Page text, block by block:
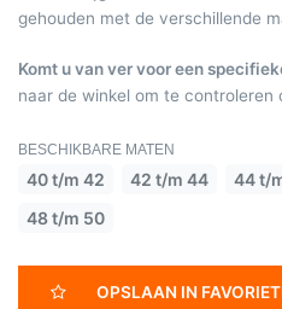
gehouden met de verschillende
Komt u van ver voor een
naar de winkel om te controleren
BESCHIKBARE MATEN
40 t/m 42 42 t/m 44 44 t/
48 t/m 50
OPSLAAN IN